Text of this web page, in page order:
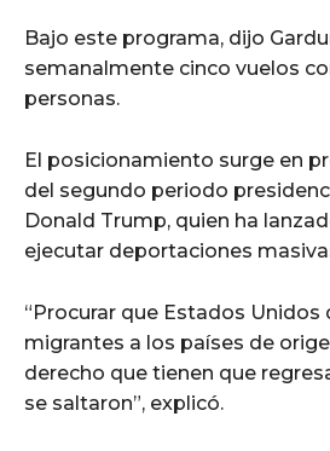
Bajo este programa, dijo
semanalmente cinco vuelos
personas.
El posicionamiento surge en
del segundo periodo
Donald Trump, quien ha
ejecutar deportaciones
“Procurar que Estados Unidos
migrantes a los países de
derecho que tienen que
se saltaron”, explicó.